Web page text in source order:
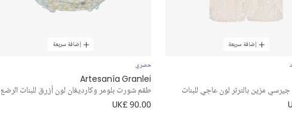
إضافة سريعة
مزين بالترتر لون عاجي للبنات
إضافة سريعة
حصري
Artesanía Granlei
طقم شورت بلومر وكارديغان لون أزرق للبنات الرضع
UK£ 90.00